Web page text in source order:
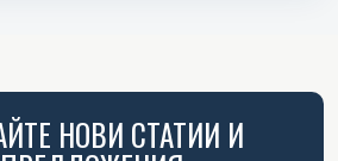
НОВИ СТАТИИ И